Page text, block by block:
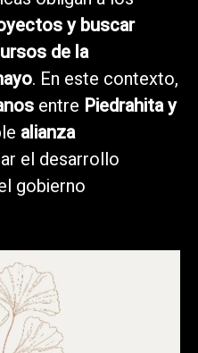
y buscar
de la
. En este contexto,
entre Piedrahita y
alianza
el desarrollo
gobierno